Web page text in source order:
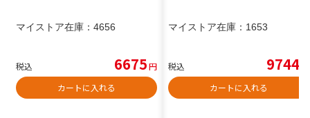
マイストア在庫： 4656
税込 6675円
カートに入れる
マイストア在庫： 1653
税込 9744
カートに入れる